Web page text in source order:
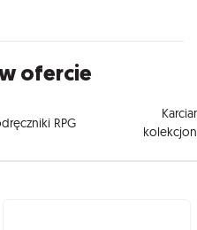
ofercie
RPG